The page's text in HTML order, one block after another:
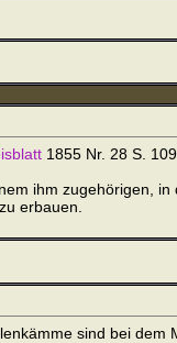
1855 Nr. 28 S.
ihm zugehörigen,
erbauen.
sind bei dem